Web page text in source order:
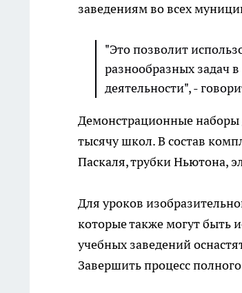
заведениям во всех
"Это позволит
разнообразных задач
деятельности", -
Демонстрационные наборы
тысячу школ. В состав
Паскаля, трубки Ньютона,
Для уроков
которые также могут быть
учебных заведений
Завершить процесс